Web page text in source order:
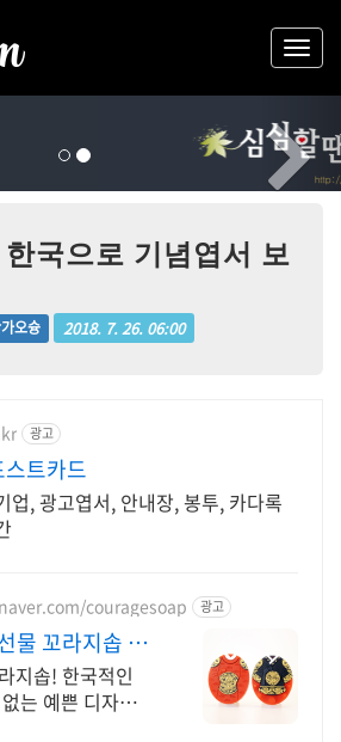
국으로 기념엽서 보
오슝 2018. 7. 26. 06:00
광고
트카드
업, 광고엽서, 안내장, 봉투, 카다록
couragesoap 광고
물 꼬라지솝 영
!!
지솝! 한국적인
는 예쁜 디자인의